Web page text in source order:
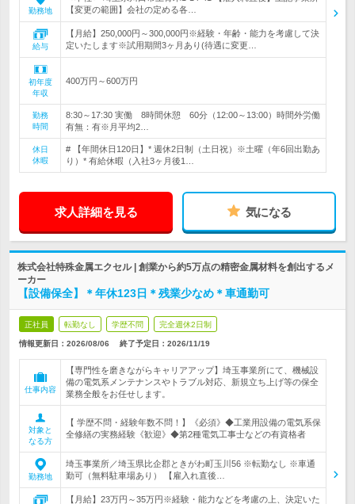
勤務地
【変更の範囲】会社の定める各…
給与
【月給】250,000円～300,000円※経験・年齢・能力を考慮して決
定いたします※試用期間3ヶ月あり(待遇に変更…
初年度
年収
400万円～600万円
勤務
時間
8:30～17:30 実働 8時間休憩 60分（12:00～13:00）時間外労働
有無：有※月平均2…
休日
休暇
# 【年間休日120日】* 週休2日制（土日祝）※土曜（年6回出勤あ
り）* 有給休暇（入社3ヶ月後1…
求人詳細を見る 気になる
株式会社特殊金属エクセル | 創業から約5万点の精密金属材料を創出するメ
ーカー
【設備保全】＊年休123日＊残業少なめ＊車通勤可
正社員 転勤なし 学歴不問 完全週休2日制
情報更新日：2026/08/06 終了予定日： 2026/11/19
仕事内容
【専門性を磨きながらキャリアアップ】埼玉事業所にて、機械設
備の電気系メンテナンスやトラブル対応、新規立ち上げ等の保全
業務全般をお任せします。
対象と
なる方
【 学歴不問・経験年数不問！】《必須》◆工業用設備の電気系保
全修繕の実務経験《歓迎》◆第2種電気工事士などの有資格者
勤務地
埼玉事業所／埼玉県比企郡ときがわ町玉川56 ※転勤なし ※車通
勤可（無料駐車場あり） 【雇入れ直後…
【月給】23万円～35万円※経験・能力などを考慮の上、決定いた